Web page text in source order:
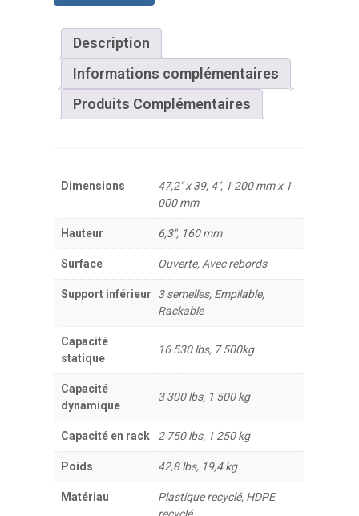
Description
Informations complémentaires
Produits Complémentaires
Dimensions
47,2" x 39, 4", 1 200 mm x 1
000 mm
Hauteur 6,3", 160 mm
Surface Ouverte, Avec rebords
Support inférieur
3 semelles, Empilable,
Rackable
Capacité
statique
16 530 lbs, 7 500kg
Capacité
dynamique
3 300 lbs, 1 500 kg
Capacité en rack 2 750 lbs, 1 250 kg
Poids 42,8 lbs, 19,4 kg
Matériau
Plastique recyclé, HDPE